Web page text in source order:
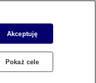
Akceptuję
Pokaż cele